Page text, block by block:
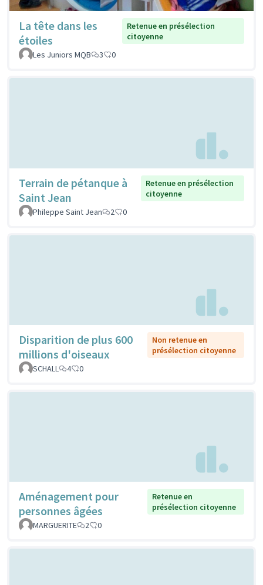
La tête dans les
étoiles
Retenue en présélection
citoyenne
Les Juniors MQB
3 0
Terrain de pétanque à
Saint Jean
Retenue en présélection
citoyenne
Phileppe Saint Jean
2 0
Disparition de plus 600
millions d'oiseaux
Non retenue en
présélection citoyenne
SCHALL
4 0
Aménagement pour
personnes âgées
Retenue en
présélection citoyenne
MARGUERITE
2 0